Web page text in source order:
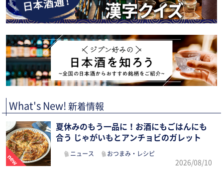
What's New! 新着情報
夏休みのもう一品に！お酒にもごはんにも
合う じゃがいもとアンチョビのガレット
ニュース おつまみ・レシピ
2026/08/10